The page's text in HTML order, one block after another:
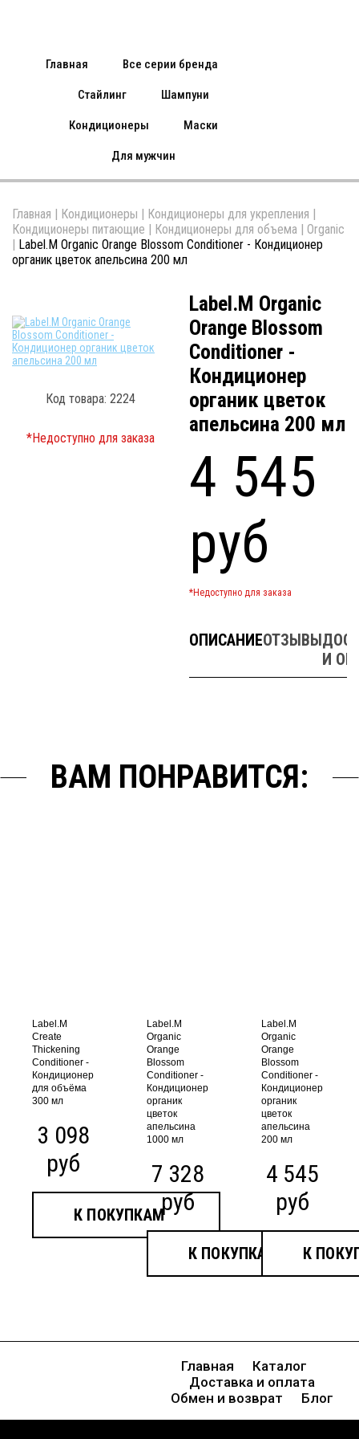
Главная Все серии бренда
Стайлинг Шампуни
Кондиционеры Маски
Для мужчин
Главная | Кондиционеры | Кондиционеры для укрепления |
Кондиционеры питающие | Кондиционеры для объема | Organic
| Label.M Organic Orange Blossom Conditioner - Кондиционер
органик цветок апельсина 200 мл
Код товара: 2224
*Недоступно для заказа
Label.M Organic
Orange Blossom
Conditioner -
Кондиционер
органик цветок
апельсина 200 мл
4 545
руб
*Недоступно для заказа
ОПИСАНИЕОТЗЫВЫ
И
ВАМ ПОНРАВИТСЯ:
Label.M
Create
Thickening
Conditioner -
Кондиционер
для объёма
300 мл
3 098
руб
К ПОКУПКАМ
Label.M
Organic
Orange
Blossom
Conditioner -
Кондиционер
органик
цветок
апельсина
1000 мл
7 328
руб
К ПОКУПКАМ
Label.M
Organic
Orange
Blossom
Conditioner -
Кондиционер
органик
цветок
апельсина
200 мл
4 545
руб
К
Главная
Каталог
Доставка и оплата
Обмен и возврат
Блог